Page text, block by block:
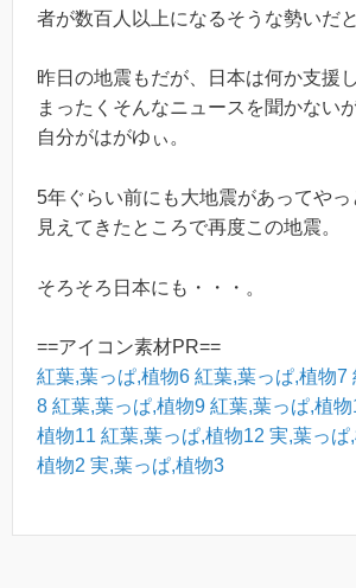
者が数百人以上になるそうな勢いだと
昨日の地震もだが、日本は何か支援
まったくそんなニュースを聞かない
自分がはがゆぃ。
5年ぐらい前にも大地震があってや
見えてきたところで再度この地震。
そろそろ日本にも・・・。
==アイコン素材PR==
紅葉,葉っぱ,植物6 紅葉,葉っぱ,植物7
8 紅葉,葉っぱ,植物9 紅葉,葉っぱ,植
植物11 紅葉,葉っぱ,植物12 実,葉っぱ
植物2 実,葉っぱ,植物3